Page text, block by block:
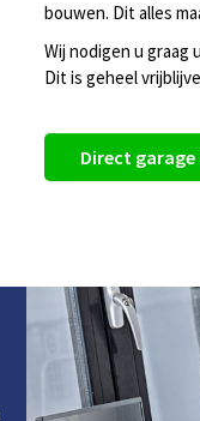
bouwen. Dit alles
Wij nodigen u graag
Dit is geheel
Direct